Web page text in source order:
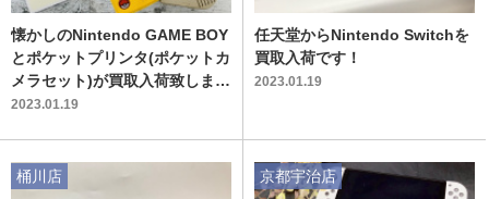
懐かしのNintendo GAME BOY
とポケットプリンタ(ポケットカ
メラセット)が買取入荷致しまし
た！
2023.01.19
任天堂からNintendo Switchを
買取入荷です！
2023.01.19
桶川店 京都宇治店